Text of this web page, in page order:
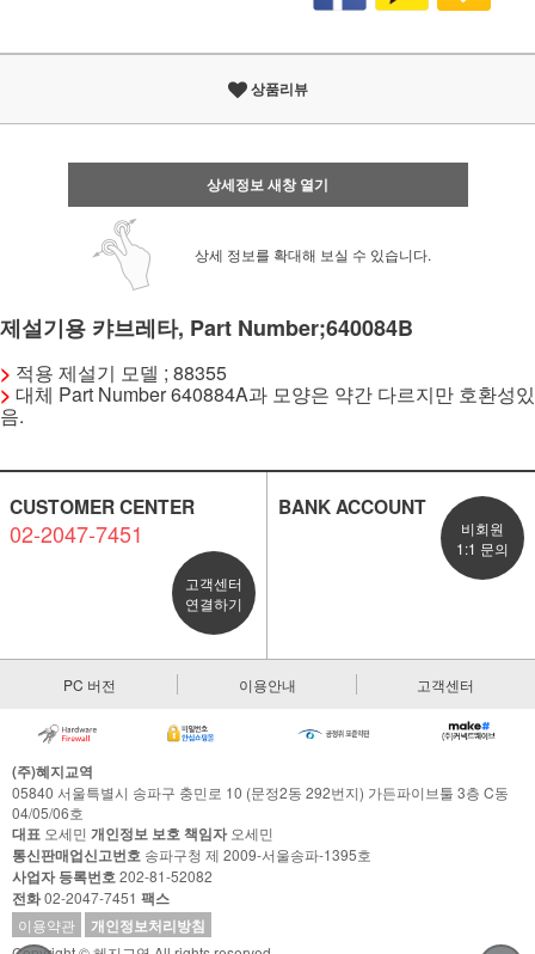
상품리뷰
상세정보 새창 열기
상세 정보를 확대해 보실 수 있습니다.
제설기용 캬브레타, Part Number;640084B
> 적용 제설기 모델 ; 88355
> 대체 Part Number 640884A과 모양은 약간 다르지만 호환성있
음.
CUSTOMER CENTER
02-2047-7451
고객센터
연결하기
BANK ACCOUNT
비회원
1:1 문의
PC 버전 이용안내 고객센터
(주)혜지교역
05840 서울특별시 송파구 충민로 10 (문정2동 292번지) 가든파이브툴 3층 C동
04/05/06호
대표 오세민 개인정보 보호 책임자오세민
통신판매업신고번호 송파구청 제 2009-서울송파-1395호
사업자 등록번호202-81-52082
전화02-2047-7451 팩스
이용약관 개인정보처리방침